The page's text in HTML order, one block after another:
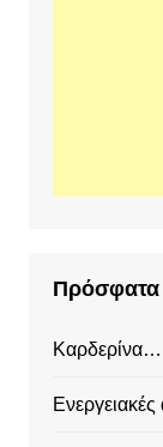
Καρδερίνα…